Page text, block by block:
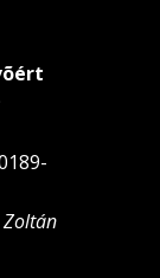
Zoltán